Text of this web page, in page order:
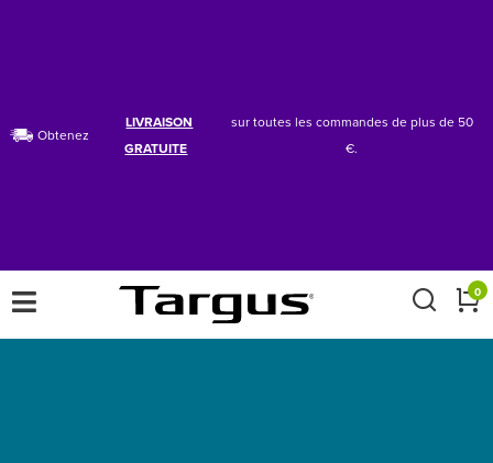
Obtenez
LIVRAISON
GRATUITE
sur toutes les commandes de plus de 50
€.
× 0